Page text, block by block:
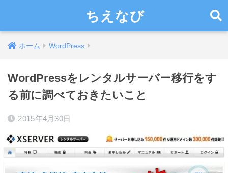
ちえなび
ホーム WordPress
WordPressをレンタルサーバー移行をす
る前に調べておきたいこと
2015年4月30日